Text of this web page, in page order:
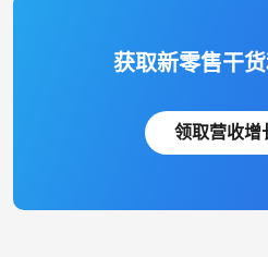
获取新零售干
领取营收增